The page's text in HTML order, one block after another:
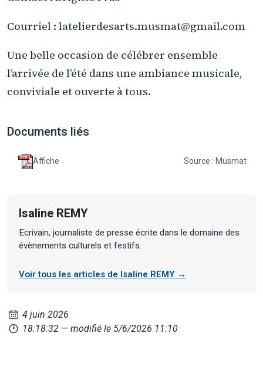
Courriel : latelierdesarts.musmat@gmail.com
Une belle occasion de célébrer ensemble
l’arrivée de l’été dans une ambiance musicale,
conviviale et ouverte à tous.
Documents liés
Affiche Source : Musmat
Isaline REMY
Ecrivain, journaliste de presse écrite dans le domaine des
évènements culturels et festifs.
Voir tous les articles de Isaline REMY →
4 juin 2026
18:18:32 — modifié le 5/6/2026 11:10